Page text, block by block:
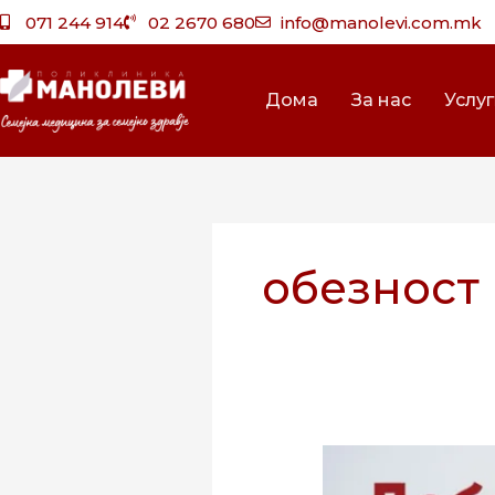
Skip
to
content
071 244 914 02 2670 680 info@manolevi.com.mk
Дома За нас
обезност